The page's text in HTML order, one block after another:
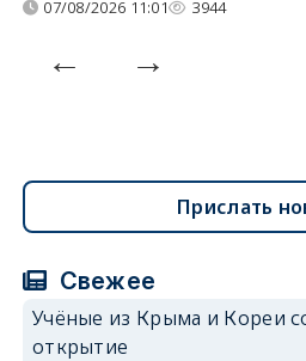
07/08/2026 11:01 3944
Прислать
Свежее
Учёные из Крыма и Кореи
открытие